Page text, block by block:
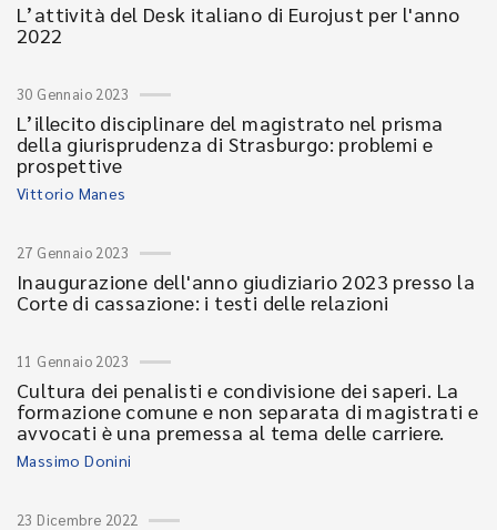
L’attività del Desk italiano di Eurojust per l'anno
2022
30 Gennaio 2023
L’illecito disciplinare del magistrato nel prisma
della giurisprudenza di Strasburgo: problemi e
prospettive
Vittorio Manes
27 Gennaio 2023
Inaugurazione dell'anno giudiziario 2023 presso la
Corte di cassazione: i testi delle relazioni
11 Gennaio 2023
Cultura dei penalisti e condivisione dei saperi. La
formazione comune e non separata di magistrati e
avvocati è una premessa al tema delle carriere.
Massimo Donini
23 Dicembre 2022